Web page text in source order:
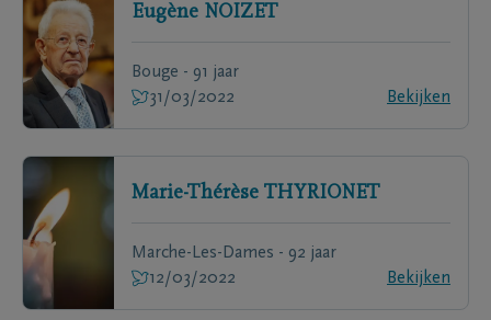
Eugène NOIZET
Bouge - 91 jaar
31/03/2022
Bekijken
Marie-Thérèse THYRIONET
Marche-Les-Dames - 92 jaar
12/03/2022
Bekijken